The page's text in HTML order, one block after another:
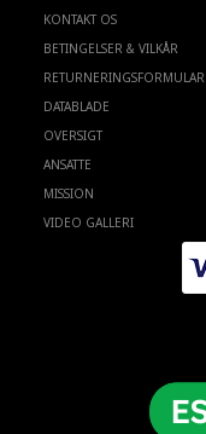
KONTAKT OS
BETINGELSER & VILKÅR
RETURNERINGSFORMULAR
DATABLADE
OVERSIGT
ANSATTE
MISSION
VIDEO GALLERI